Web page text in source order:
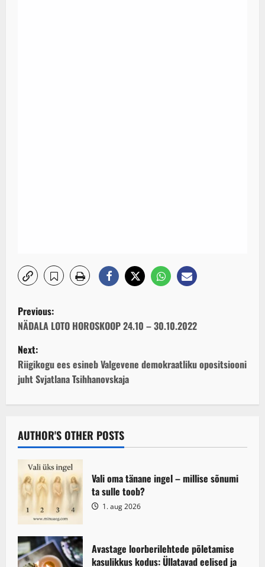
P
o
s
t
n
a
v
i
g
a
t
Previous:
NÄDALA LOTO HOROSKOOP 24.10 – 30.10.2022
Next:
Riigikogu ees esineb Valgevene demokraatliku opositsiooni
juht Svjatlana Tsihhanovskaja
AUTHOR'S OTHER POSTS
Vali oma tänane ingel – millise sõnumi
ta sulle toob?
1. aug 2026
Avastage loorberilehtede põletamise
kasulikkus kodus: Üllatavad eelised ja